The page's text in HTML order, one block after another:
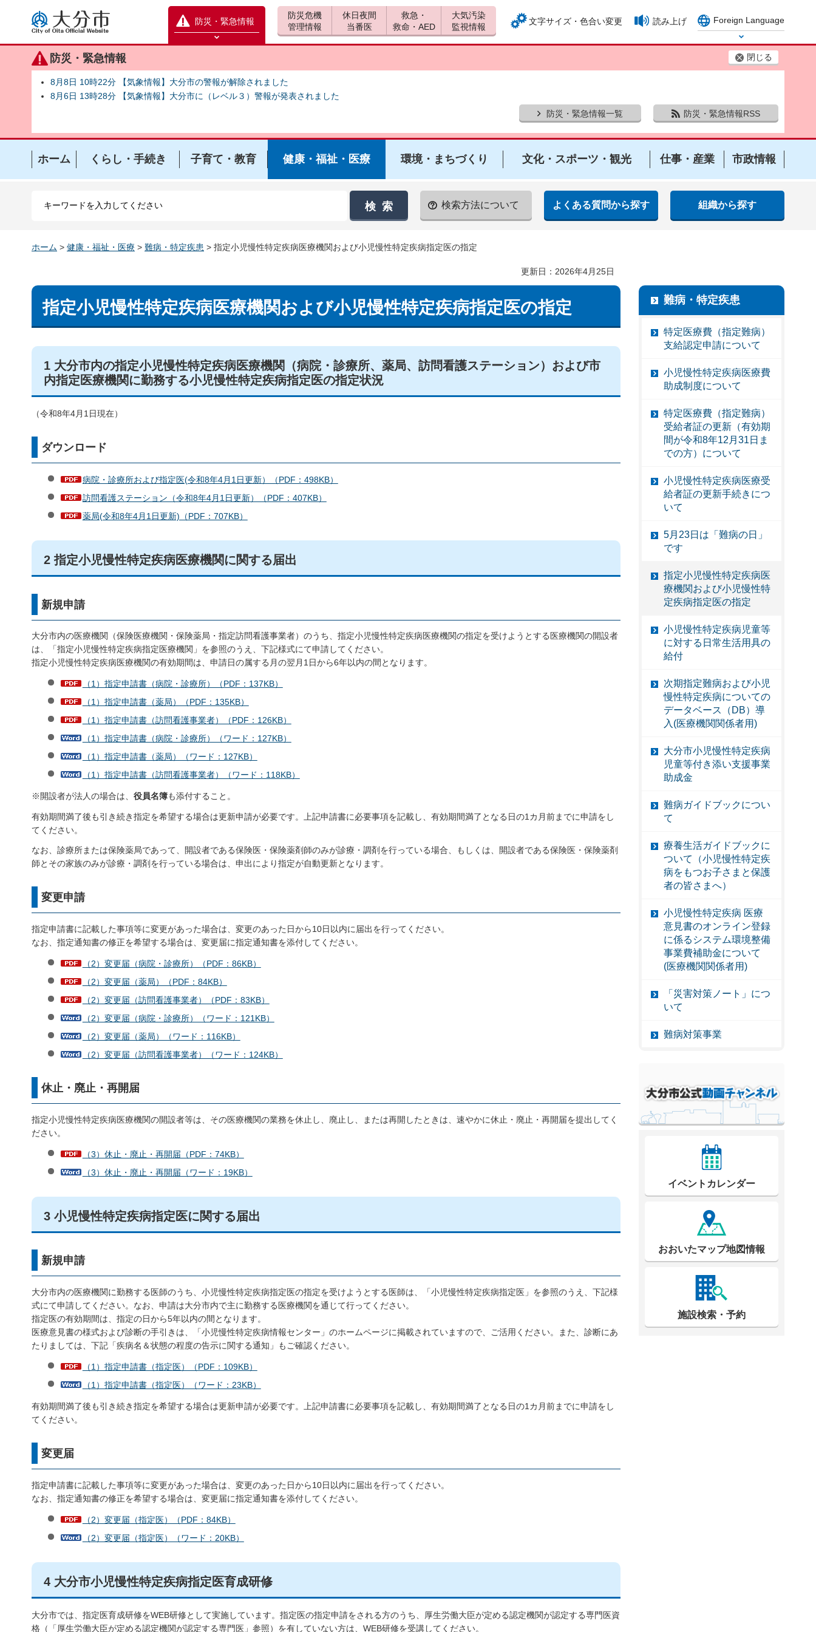
大分市
防災・緊急情報
防災緊急情報を開く
防災・緊急情報 閉じる
8月8日 10時22分 【気象情報】大分市の警報が解除されました
8月6日 13時28分 【気象情報】大分市に（レベル３）警報が発表されました
防災・緊急情報一覧
防災・緊急情報RSS
防災危機
管理情報
休日夜間
当番医
救急・
救命・AED
大気汚染
監視情報
文字サイズ・色合い変更 読み上げ
Foreign Language
Select Language
ホーム くらし・手続き 子育て・教育 健康・福祉・医療 環境・まちづくり 文化・スポーツ・観光 仕事・産業 市政情報
検索方法について よくある質問から探す 組織から探す
ホーム > 健康・福祉・医療 > 難病・特定疾患 > 指定小児慢性特定疾病医療機関および小児慢性特定疾病指定医の指定
更新日：2026年4月25日
指定小児慢性特定疾病医療機関および小児慢性特定疾病指定医の指定
1 大分市内の指定小児慢性特定疾病医療機関（病院・診療所、薬局、訪問看護ステーション）および市
内指定医療機関に勤務する小児慢性特定疾病指定医の指定状況
（令和8年4月1日現在）
ダウンロード
病院・診療所および指定医(令和8年4月1日更新）（PDF：498KB）
訪問看護ステーション（令和8年4月1日更新）（PDF：407KB）
薬局(令和8年4月1日更新)（PDF：707KB）
2 指定小児慢性特定疾病医療機関に関する届出
新規申請
大分市内の医療機関（保険医療機関・保険薬局・指定訪問看護事業者）のうち、指定小児慢性特定疾病医療機関の指定を受けようとする医療機関の開設者
は、「指定小児慢性特定疾病指定医療機関」を参照のうえ、下記様式にて申請してください。
指定小児慢性特定疾病医療機関の有効期間は、申請日の属する月の翌月1日から6年以内の間となります。
（1）指定申請書（病院・診療所）（PDF：137KB）
（1）指定申請書（薬局）（PDF：135KB）
（1）指定申請書（訪問看護事業者）（PDF：126KB）
（1）指定申請書（病院・診療所）（ワード：127KB）
（1）指定申請書（薬局）（ワード：127KB）
（1）指定申請書（訪問看護事業者）（ワード：118KB）
※開設者が法人の場合は、 役員名簿も添付すること。
有効期間満了後も引き続き指定を希望する場合は更新申請が必要です。上記申請書に必要事項を記載し、有効期間満了となる日の1カ月前までに申請をし
てください。
なお、診療所または保険薬局であって、開設者である保険医・保険薬剤師のみが診療・調剤を行っている場合、もしくは、開設者である保険医・保険薬剤
師とその家族のみが診療・調剤を行っている場合は、申出により指定が自動更新となります。
変更申請
指定申請書に記載した事項等に変更があった場合は、変更のあった日から10日以内に届出を行ってください。
なお、指定通知書の修正を希望する場合は、変更届に指定通知書を添付してください。
（2）変更届（病院・診療所）（PDF：86KB）
（2）変更届（薬局）（PDF：84KB）
（2）変更届（訪問看護事業者）（PDF：83KB）
（2）変更届（病院・診療所）（ワード：121KB）
（2）変更届（薬局）（ワード：116KB）
（2）変更届（訪問看護事業者）（ワード：124KB）
休止・廃止・再開届
指定小児慢性特定疾病医療機関の開設者等は、その医療機関の業務を休止し、廃止し、または再開したときは、速やかに休止・廃止・再開届を提出してく
ださい。
（3）休止・廃止・再開届（PDF：74KB）
（3）休止・廃止・再開届（ワード：19KB）
3 小児慢性特定疾病指定医に関する届出
新規申請
大分市内の医療機関に勤務する医師のうち、小児慢性特定疾病指定医の指定を受けようとする医師は、「小児慢性特定疾病指定医」を参照のうえ、下記様
式にて申請してください。なお、申請は大分市内で主に勤務する医療機関を通じて行ってください。
指定医の有効期間は、指定の日から5年以内の間となります。
医療意見書の様式および診断の手引きは、「小児慢性特定疾病情報センター」のホームページに掲載されていますので、ご活用ください。また、診断にあ
たりましては、下記「疾病名＆状態の程度の告示に関する通知」もご確認ください。
（1）指定申請書（指定医）（PDF：109KB）
（1）指定申請書（指定医）（ワード：23KB）
有効期間満了後も引き続き指定を希望する場合は更新申請が必要です。上記申請書に必要事項を記載し、有効期間満了となる日の1カ月前までに申請をし
てください。
変更届
指定申請書に記載した事項等に変更があった場合は、変更のあった日から10日以内に届出を行ってください。
なお、指定通知書の修正を希望する場合は、変更届に指定通知書を添付してください。
（2）変更届（指定医）（PDF：84KB）
（2）変更届（指定医）（ワード：20KB）
4 大分市小児慢性特定疾病指定医育成研修
大分市では、指定医育成研修をWEB研修として実施しています。指定医の指定申請をされる方のうち、厚生労働大臣が定める認定機関が認定する専門医資
格（「厚生労働大臣が定める認定機関が認定する専門医」参照）を有していない方は、WEB研修を受講してください。
難病・特定疾患
特定医療費（指定難病）
支給認定申請について
小児慢性特定疾病医療費
助成制度について
特定医療費（指定難病）
受給者証の更新（有効期
間が令和8年12月31日ま
での方）について
小児慢性特定疾病医療受
給者証の更新手続きにつ
いて
5月23日は「難病の日」
です
指定小児慢性特定疾病医
療機関および小児慢性特
定疾病指定医の指定
小児慢性特定疾病児童等
に対する日常生活用具の
給付
次期指定難病および小児
慢性特定疾病についての
データベース（DB）導
入(医療機関関係者用)
大分市小児慢性特定疾病
児童等付き添い支援事業
助成金
難病ガイドブックについ
て
療養生活ガイドブックに
ついて（小児慢性特定疾
病をもつお子さまと保護
者の皆さまへ）
小児慢性特定疾病 医療
意見書のオンライン登録
に係るシステム環境整備
事業費補助金について
(医療機関関係者用)
「災害対策ノート」につ
いて
難病対策事業
イベントカレンダー
おおいたマップ地図情報
施設検索・予約